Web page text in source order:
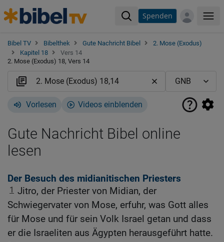
Spenden
Bibel TV Bibelthek Gute Nachricht Bibel
2. Mose (Exodus)
Kapitel 18
Vers 14
2. Mose (Exodus) 18, Vers 14
Vorlesen Videos einblenden
Gute Nachricht Bibel online
lesen
Der Besuch des midianitischen Priesters
1 Jitro, der Priester von Midian, der
Schwiegervater von Mose, erfuhr, was Gott alles
für Mose und für sein Volk Israel getan und dass
er die Israeliten aus Ägypten herausgeführt hatte.